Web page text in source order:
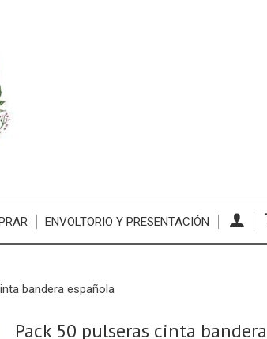
ENVOLTORIO Y PRESENTACIÓN
bandera española
Pack 50 pulseras cinta